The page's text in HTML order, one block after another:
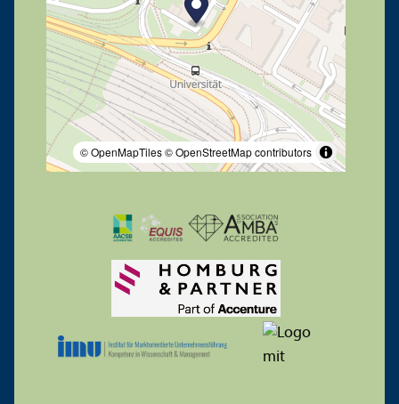
© OpenMapTiles© OpenStreetMap contributors